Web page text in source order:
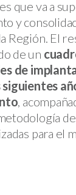
que va a
y
Región. El
de un
de
siguientes
,
para el